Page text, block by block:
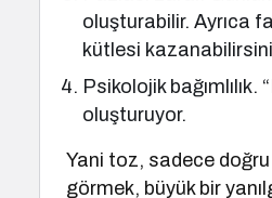
oluşturabilir. Ayrıca
kütlesi
Psikolojik
oluşturuyor.
Yani toz, sadece doğru
görmek, büyük bir